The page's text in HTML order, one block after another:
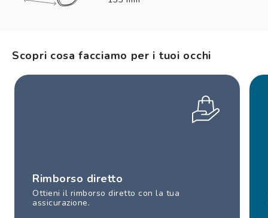
Scopri cosa facciamo per i tuoi occhi
Rimborso diretto
Ottieni il rimborso diretto con la tua
assicurazione.